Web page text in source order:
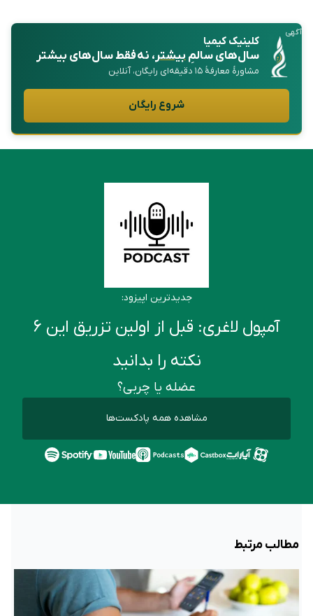
آگهی
کلینیک کیمیا
سال‌های سالمِبیشتر، نه فقط سال‌های بیشتر
مشاورهٔ معارفهٔ ۱۵ دقیقه‌ای رایگان، آنلاین
شروع رایگان
جدیدترین اپیزود:
آمپول لاغری: قبل از اولین تزریق این ۶
نکته را بدانید
عضله یا چربی؟
مشاهده همه پادکست‌ها
مطالب مرتبط